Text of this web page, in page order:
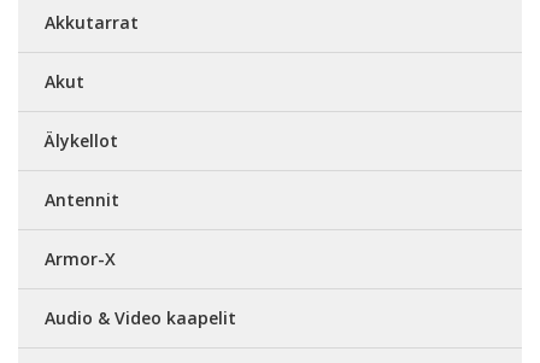
Akkutarrat
Akut
Älykellot
Antennit
Armor-X
Audio & Video kaapelit